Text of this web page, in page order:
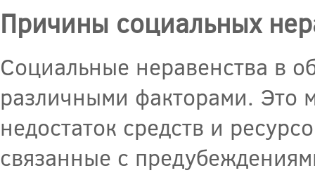
Причины социальных
Социальные неравенства в
различными факторами. Это
недостаток средств и
связанные с